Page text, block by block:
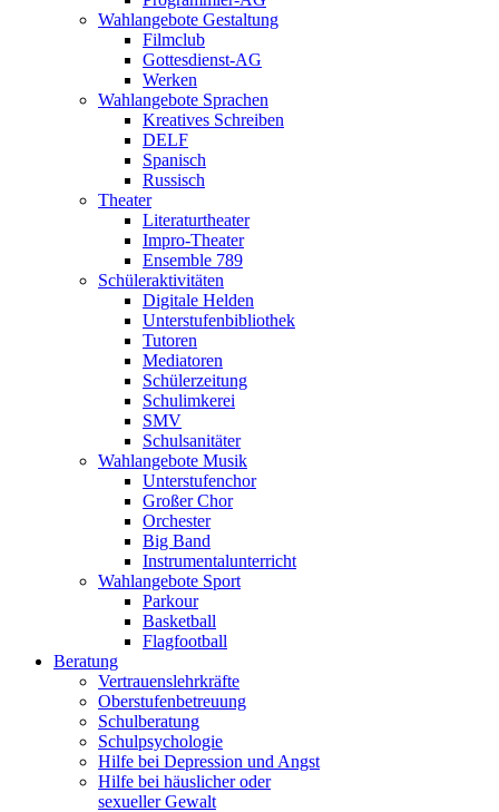
Wahlangebote Gestaltung
Filmclub
Gottesdienst-AG
Werken
Wahlangebote Sprachen
Kreatives Schreiben
DELF
Spanisch
Russisch
Theater
Literaturtheater
Impro-Theater
Ensemble 789
Schüleraktivitäten
Digitale Helden
Unterstufenbibliothek
Tutoren
Mediatoren
Schülerzeitung
Schulimkerei
SMV
Schulsanitäter
Wahlangebote Musik
Unterstufenchor
Großer Chor
Orchester
Big Band
Instrumentalunterricht
Wahlangebote Sport
Parkour
Basketball
Flagfootball
Beratung
Vertrauenslehrkräfte
Oberstufenbetreuung
Schulberatung
Schulpsychologie
Hilfe bei Depression und Angst
Hilfe bei häuslicher oder
sexueller Gewalt